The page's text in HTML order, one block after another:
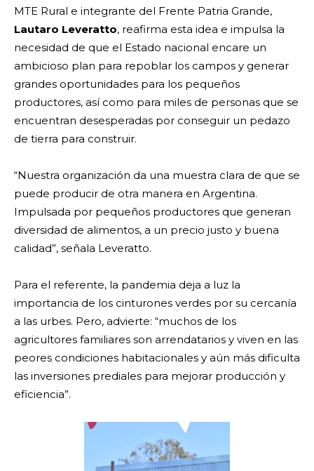
MTE Rural e integrante del Frente Patria Grande,
Lautaro Leveratto, reafirma esta idea e impulsa la
necesidad de que el Estado nacional encare un
ambicioso plan para repoblar los campos y generar
grandes oportunidades para los pequeños
productores, así como para miles de personas que se
encuentran desesperadas por conseguir un pedazo
de tierra para construir.
“Nuestra organización da una muestra clara de que se
puede producir de otra manera en Argentina.
Impulsada por pequeños productores que generan
diversidad de alimentos, a un precio justo y buena
calidad”, señala Leveratto.
Para el referente, la pandemia deja a luz la
importancia de los cinturones verdes por su cercanía
a las urbes. Pero, advierte: “muchos de los
agricultores familiares son arrendatarios y viven en las
peores condiciones habitacionales y aún más dificulta
las inversiones prediales para mejorar producción y
eficiencia”.